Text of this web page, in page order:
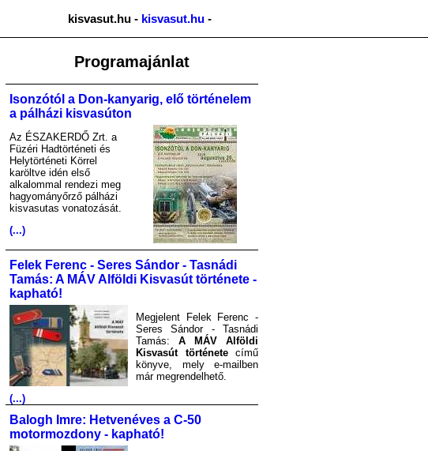
kisvasut.hu - kisvasut.hu -
Programajánlat
Isonzótól a Don-kanyarig, elő történelem
a pálházi kisvasúton
Az ÉSZAKERDŐ Zrt. a
Füzéri Hadtörténeti és
Helytörténeti Körrel
karöltve idén első
alkalommal rendezi meg
hagyományőrző pálházi
kisvasutas vonatozását.
(...)
Felek Ferenc - Seres Sándor - Tasnádi
Tamás: A MÁV Alföldi Kisvasút története -
kapható!
Megjelent Felek Ferenc -
Seres Sándor - Tasnádi
Tamás: A MÁV Alföldi
Kisvasút története című
könyve, mely e-mailben
már megrendelhető.
(...)
Balogh Imre: Hetvenéves a C-50
motormozdony - kapható!